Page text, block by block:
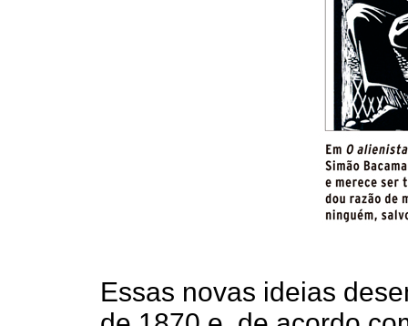
Essas novas ideias